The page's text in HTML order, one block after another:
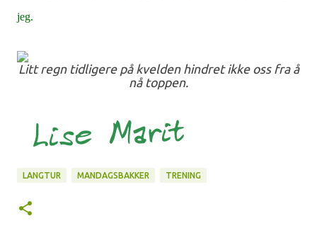
jeg.
Litt regn tidligere på kvelden hindret ikke oss fra å
nå toppen.
LANGTUR MANDAGSBAKKER TRENING